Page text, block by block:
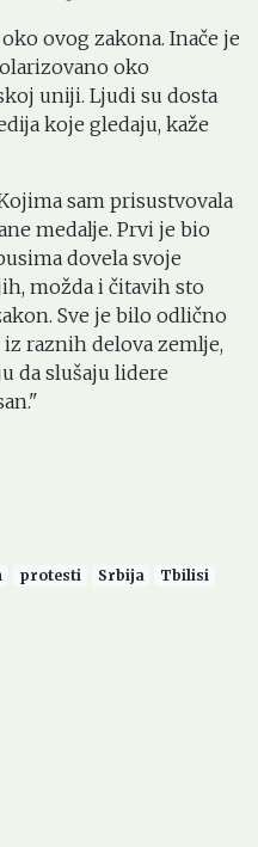
ovog zakona. Inače je
oko
uniji. Ljudi su dosta
koje gledaju, kaže
sam prisustvovala
medalje. Prvi je bio
dovela svoje
možda i čitavih sto
Sve je bilo odlično
raznih delova zemlje,
da slušaju lidere
protesti Srbija Tbilisi